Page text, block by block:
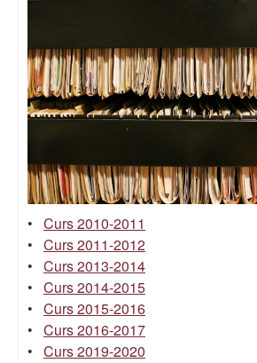
• Curs 2010-2011
• Curs 2011-2012
• Curs 2013-2014
• Curs 2014-2015
• Curs 2015-2016
• Curs 2016-2017
• Curs 2019-2020